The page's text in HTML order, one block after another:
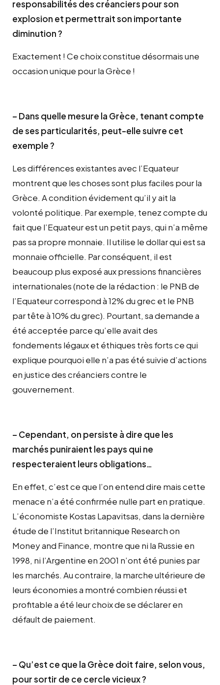
responsabilités des créanciers pour son
explosion et permettrait son importante
diminution ?
Exactement ! Ce choix constitue désormais une
occasion unique pour la Grèce !
– Dans quelle mesure la Grèce, tenant compte
de ses particularités, peut-elle suivre cet
exemple ?
Les différences existantes avec l’Equateur
montrent que les choses sont plus faciles pour la
Grèce. A condition évidement qu’il y ait la
volonté politique. Par exemple, tenez compte du
fait que l’Equateur est un petit pays, qui n’a même
pas sa propre monnaie. Il utilise le dollar qui est sa
monnaie officielle. Par conséquent, il est
beaucoup plus exposé aux pressions financières
internationales (note de la rédaction : le PNB de
l’Equateur correspond à 12% du grec et le PNB
par tête à 10% du grec). Pourtant, sa demande a
été acceptée parce qu’elle avait des
fondements légaux et éthiques très forts ce qui
explique pourquoi elle n’a pas été suivie d’actions
en justice des créanciers contre le
gouvernement.
– Cependant, on persiste à dire que les
marchés puniraient les pays qui ne
respecteraient leurs obligations…
En effet, c’est ce que l’on entend dire mais cette
menace n’a été confirmée nulle part en pratique.
L’économiste Kostas Lapavitsas, dans la dernière
étude de l’Institut britannique Research on
Money and Finance, montre que ni la Russie en
1998, ni l’Argentine en 2001 n’ont été punies par
les marchés. Au contraire, la marche ultérieure de
leurs économies a montré combien réussi et
profitable a été leur choix de se déclarer en
défault de paiement.
– Qu’est ce que la Grèce doit faire, selon vous,
pour sortir de ce cercle vicieux ?